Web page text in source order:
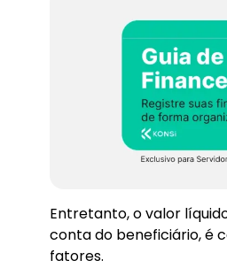
Entretanto, o valor
conta do beneficiário, é
fatores.